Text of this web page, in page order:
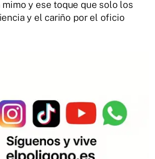
mimo y ese toque que solo los
y el cariño por el oficio